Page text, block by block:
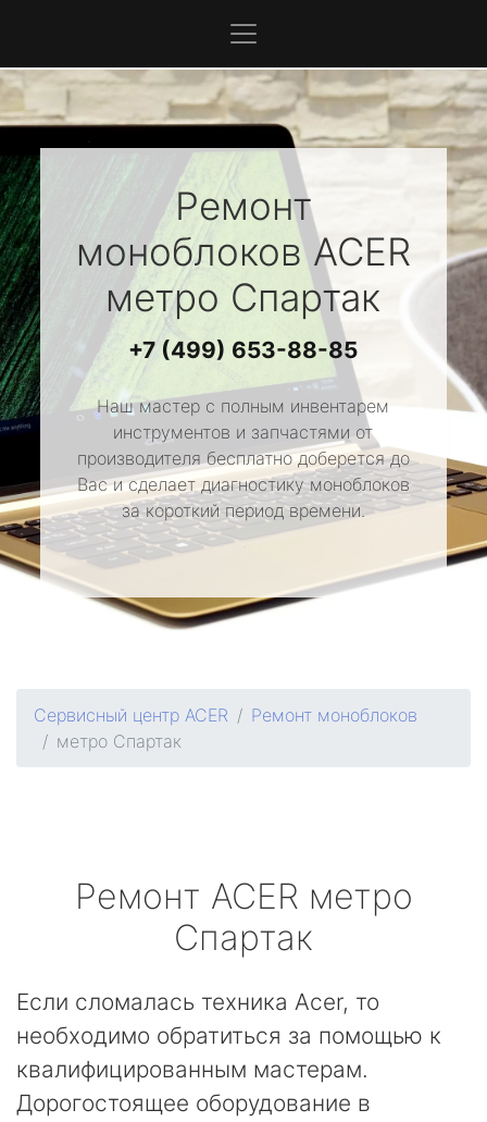
Ремонт
моноблоковACER
метро Спартак
+7 (499) 653-88-85
Наш мастер с полным инвентарем
инструментов и запчастями от
производителя бесплатно доберется до
Вас и сделает диагностику моноблоков
за короткий период времени.
Сервисный центр ACER
Ремонт моноблоков
метро Спартак
Ремонт ACER метро
Спартак
Если сломалась техника Acer, то
необходимо обратиться за помощью к
квалифицированным мастерам.
Дорогостоящее оборудование в